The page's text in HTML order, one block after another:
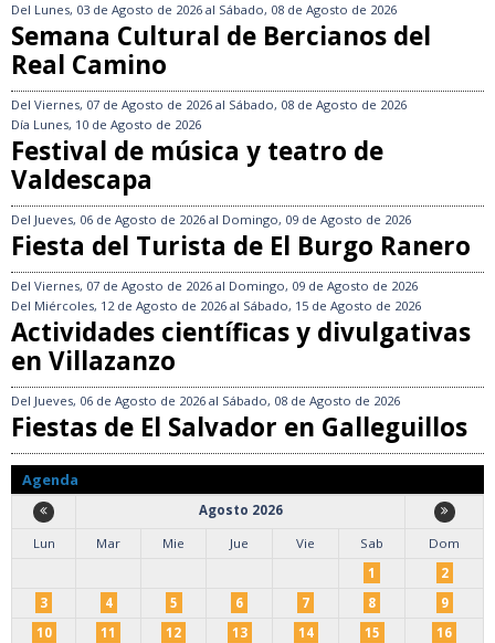
Del Lunes, 03 de Agosto de 2026 al Sábado, 08 de Agosto de 2026
Semana Cultural de Bercianos del
Real Camino
Del Viernes, 07 de Agosto de 2026 al Sábado, 08 de Agosto de 2026
Día Lunes, 10 de Agosto de 2026
Festival de música y teatro de
Valdescapa
Del Jueves, 06 de Agosto de 2026 al Domingo, 09 de Agosto de 2026
Fiesta del Turista de El Burgo Ranero
Del Viernes, 07 de Agosto de 2026 al Domingo, 09 de Agosto de 2026
Del Miércoles, 12 de Agosto de 2026 al Sábado, 15 de Agosto de 2026
Actividades científicas y divulgativas
en Villazanzo
Del Jueves, 06 de Agosto de 2026 al Sábado, 08 de Agosto de 2026
Fiestas de El Salvador en Galleguillos
Agenda
Agosto 2026
Lun
Mar Mie Jue Vie Sab
Dom
1
2
3
4 5 6 7 8
9
10
11 12 13 14 15
16